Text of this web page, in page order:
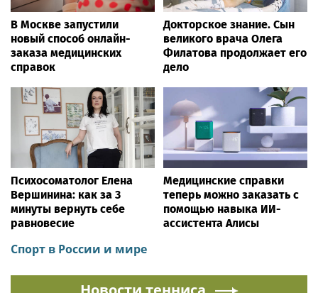
В Москве запустили
новый способ онлайн-
заказа медицинских
справок
Докторское знание. Сын
великого врача Олега
Филатова продолжает его
дело
Психосоматолог Елена
Вершинина: как за 3
минуты вернуть себе
равновесие
Медицинские справки
теперь можно заказать с
помощью навыка ИИ-
ассистента Алисы
Спорт в России и мире